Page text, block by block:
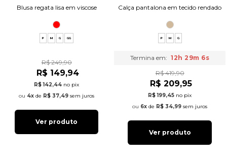
Blusa regata lisa em viscose
P M G GG
R$ 249,90
R$ 149,94
R$ 142,44 no pix
4x de R$ 37,49 sem juros
Ver produto
Calça pantalona em tecido rendado
P M G
Termina em: 12h 29m 5s
R$ 419,90
R$ 209,95
R$ 199,45 no pix
6x de R$ 34,99 sem juros
Ver produto